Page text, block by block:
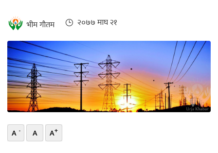
इभी
सम्पादकीय
बैंक
पर्यटन
भिडियो
छापा
भीम गाैतम २०७७ माघ २१
A - A A+